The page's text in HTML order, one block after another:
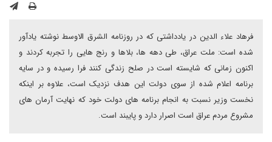
فرهاد علاء الدین در یادداشتی که در روزنامه الشرق الاوسط نوشته یادآور
شده است: ملت عراق، طی دهه ها، بلاها و رنج هایی را تجربه کردند و
اکنون زمانی که شایسته است در صلح زندگی کنند فرا رسیده و در سایه
برنامه اعلام شده از سوی دولت این هدف نزدیک است، علاوه بر اینکه
نخست وزیر نسبت به انجام برنامه های دولت خود که نهایت آرمان های
مشروع مردم عراق است اصرار دارد و پایبند است.